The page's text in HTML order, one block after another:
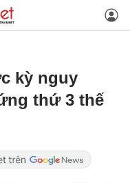
kỳ nguy
thứ 3 thế